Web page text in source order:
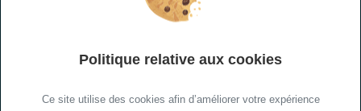
Politique relative aux cookies
Ce site utilise des cookies afin d’améliorer votre expérience